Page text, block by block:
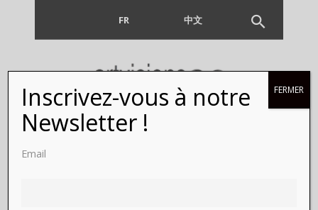
FR 中文
Mous
Inscrivez-vous à notre
Newsletter !
Email
FERMER